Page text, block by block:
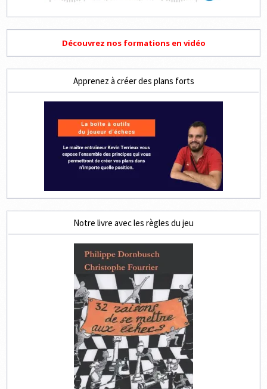
Découvrez nos formations en vidéo
Apprenez à créer des plans forts
Notre livre avec les règles du jeu